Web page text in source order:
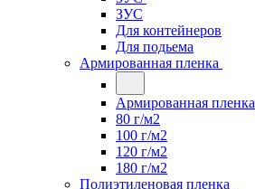
ЗУС
Для контейнеров
Для подьема
Армированная пленка
Армированная пленка
80 г/м2
100 г/м2
120 г/м2
180 г/м2
Полиэтиленовая пленка